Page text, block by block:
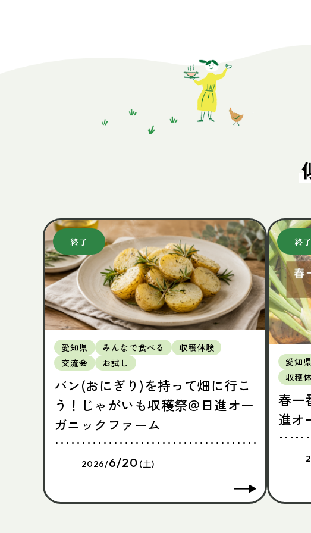
愛知県 みんなで食べる
収穫体験
交流会
お試し
パン(おにぎり)を持って畑に行こ
う！じゃがいも収穫祭＠日進オー
ガニックファーム
2026/6/20 (土)
愛知県
収穫
春一
進オ